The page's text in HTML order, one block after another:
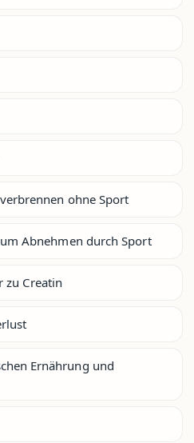
ohne Sport
Abnehmen durch Sport
zu Creatin
Ernährung und